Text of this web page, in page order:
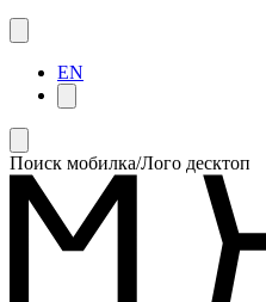
EN
Поиск мобилка/Лого десктоп